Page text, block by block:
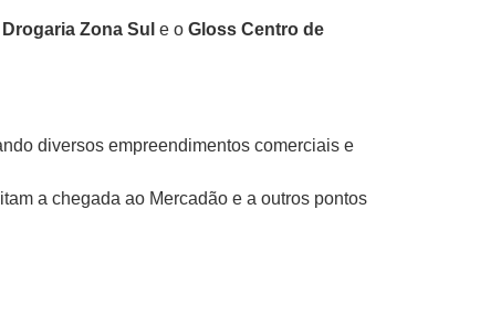
Drogaria Zona Sul e o Gloss Centro de
diversos empreendimentos comerciais e
a chegada ao Mercadão e a outros pontos